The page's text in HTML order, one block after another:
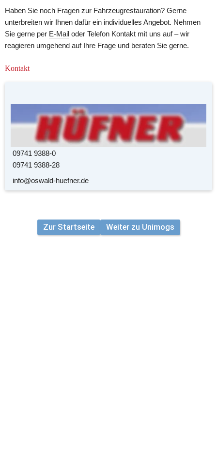
Haben Sie noch Fragen zur Fahrzeugrestauration? Gerne
unterbreiten wir Ihnen dafür ein individuelles Angebot. Nehmen
Sie gerne per E-Mail oder Telefon Kontakt mit uns auf – wir
reagieren umgehend auf Ihre Frage und beraten Sie gerne.
Kontakt
Hauptstr. 45 - 47
97769 Bad Brückenau
09741 9388-0
09741 9388-28
info@oswald-huefner.de
Zur Startseite Weiter zu Unimogs